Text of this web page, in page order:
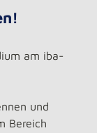
am iba-
und
Bereich